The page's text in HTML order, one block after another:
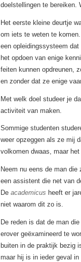
doelstellingen te bereiken.
Het eerste kleine deurtje
om iets te weten te
een opleidingssysteem
het opdoen van enige
feiten kunnen opdreunen,
en zonder dat ze enige
Met welk doel studeer je
activiteit van maken.
Sommige studenten
weer opzeggen als ze mij
volkomen dwaas, maar
Neem nu eens de man
een assistent die net van
De academicus heeft er
niet waarom dit zo is.
De reden is dat de man
erover geëxamineerd te
buiten in de praktijk bezig
maar hij is in ieder geval